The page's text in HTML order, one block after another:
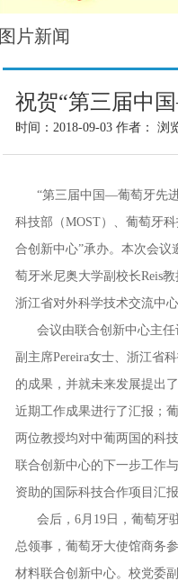
图片新闻
祝贺“第三届中
时间：2018-09-03 作者： 浏
“第三届中国—葡萄牙先
科技部（MOST）、葡萄牙
合创新中心”承办。本次会议
萄牙米尼奥大学副校长Reis
浙江省对外科学技术交流中
会议由联合创新中心主
副主席Pereira女士、浙江省
的成果，并就未来发展提出
近期工作成果进行了汇报；
两位教授均对中葡两国的科
联合创新中心的下一步工作
资助的国际科技合作项目汇
会后，6月19日，葡萄牙
总领事，葡萄牙大使馆商务
材料联合创新中心。校党委